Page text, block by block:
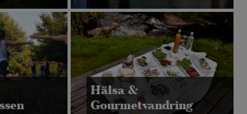
Hälsa &
Gourmetvandring